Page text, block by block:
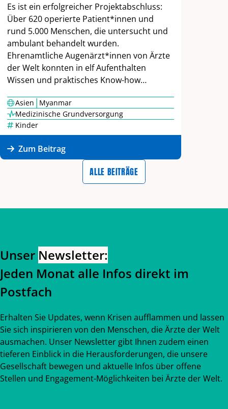
Es ist ein erfolgreicher Projektabschluss:
Über 620 operierte Patient*innen und
rund 5.000 Menschen, die untersucht und
ambulant behandelt wurden.
Ehrenamtliche Augenärzt*innen von Ärzte
der Welt konnten in elf Aufenthalten
Wissen und praktisches Know-how…
Asien|Myanmar
Medizinische Grundversorgung
Kinder
Zum Beitrag
ALLE BEITRÄGE
Unser Newsletter:
Jeden Monat alle Infos direkt im
Postfach
Erhalten Sie Updates, wenn Krisen aufflammen und lassen
Sie sich inspirieren von den Menschen, die Ärzte der Welt
ausmachen. Unser Newsletter gibt Ihnen zudem einen
tieferen Einblick in die Herausforderungen, die unsere
Gesellschaft bewegen und aktuelle Infos über offene
Stellen und Engagement-Möglichkeiten bei Ärzte der Welt.